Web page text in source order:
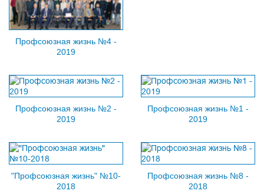
Профсоюзная жизнь №4 -
2019
Профсоюзная жизнь №2 -
2019
Профсоюзная жизнь №1 -
2019
"Профсоюзная жизнь" №10-
2018
Профсоюзная жизнь №8 -
2018